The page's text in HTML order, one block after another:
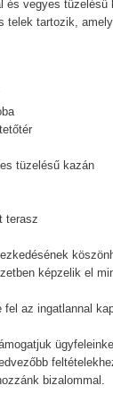
és vegyes tüzelésű
telek tartozik,
tüzelésű kazán
terasz
képzelik el
fel az ingatlannal
bizalommal.